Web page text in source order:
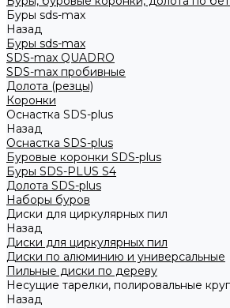
Буры sds-max
Назад
Буры sds-max
SDS-max QUADRO
SDS-max пробивные
Долота (резцы)
Коронки
Оснастка SDS-plus
Назад
Оснастка SDS-plus
Буровые коронки SDS-plus
Буры SDS-PLUS S4
Долота SDS-plus
Наборы буров
Диски для циркулярных пил
Назад
Диски для циркулярных пил
Диски по алюминию и универсальные
Пильные диски по дереву
Несущие тарелки, полировальные
Назад